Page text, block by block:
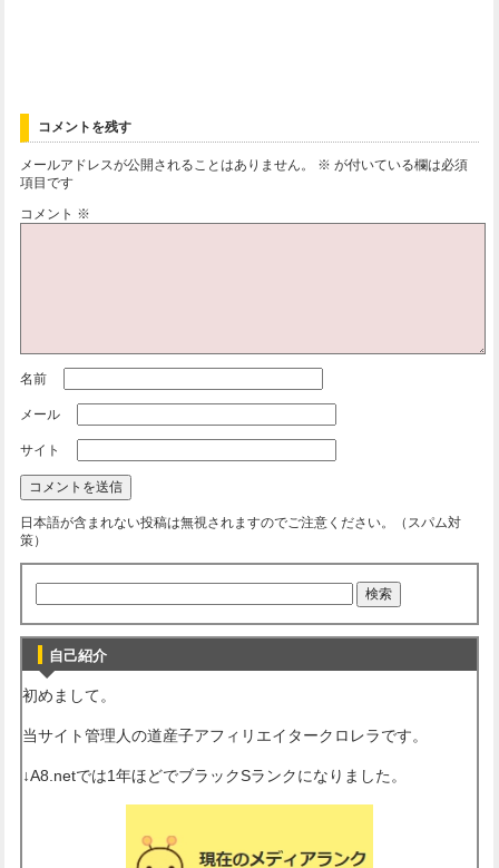
コメントを残す
メールアドレスが公開されることはありません。 ※ が付いている欄は必須
項目です
コメント ※
名前
メール
サイト
日本語が含まれない投稿は無視されますのでご注意ください。（スパム対
策）
自己紹介
初めまして。
当サイト管理人の道産子アフィリエイタークロレラです。
↓A8.netでは1年ほどでブラックSランクになりました。